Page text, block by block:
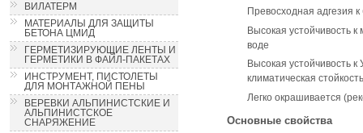
ВИЛАТЕРМ
МАТЕРИАЛЫ ДЛЯ ЗАЩИТЫ
БЕТОНА ЦМИД
ГЕРМЕТИЗИРУЮЩИЕ ЛЕНТЫ И
ГЕРМЕТИКИ В ФАЙЛ-ПАКЕТАХ
ИНСТРУМЕНТ, ПИСТОЛЕТЫ
ДЛЯ МОНТАЖНОЙ ПЕНЫ
ВЕРЕВКИ АЛЬПИНИСТСКИЕ И
АЛЬПИНИСТСКОЕ
СНАРЯЖЕНИЕ
Превосходная адгезия
Высокая устойчивость
воде
Высокая устойчивость
климатическая
Легко окрашивается
Основные свойства